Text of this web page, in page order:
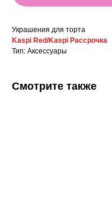
Украшения для торта
Kaspi Red/Kaspi Рассрочка
Тип: Аксессуары
Смотрите также